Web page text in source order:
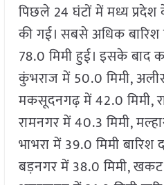
पिछले 24 घंटों में मध्य प्रदेश
की गई। सबसे अधिक
78.0 मिमी हुई। इसके बाद
कुंभराज में 50.0 मिमी,
मकसूदनगढ़ में 42.0 मिमी,
रामनगर में 40.3 मिमी,
भाभरा में 39.0 मिमी
बड़नगर में 38.0 मिमी, खकट